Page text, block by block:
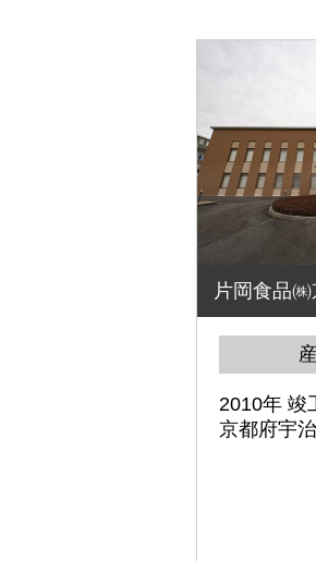
片岡食品
2010年 竣
京都府宇